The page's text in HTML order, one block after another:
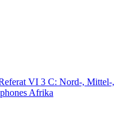
VI 3 C: Nord-, Mittel-,
Afrika